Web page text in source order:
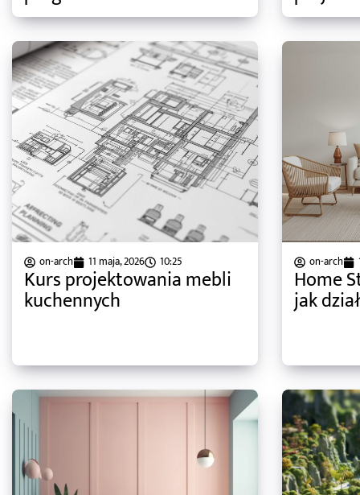
on-arch 11 maja, 2026 10:25
Kurs projektowania mebli
kuchennych
on-arch
Home
jak